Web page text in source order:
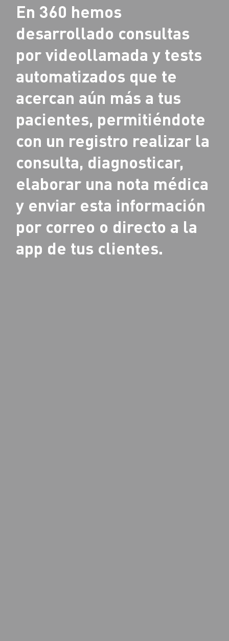
En 360 hemos
desarrollado consultas
por videollamada y tests
automatizados que te
acercan aún más a tus
pacientes, permitiéndote
con un registro realizar la
consulta, diagnosticar,
elaborar una nota médica
y enviar esta información
por correo o directo a la
app de tus clientes.